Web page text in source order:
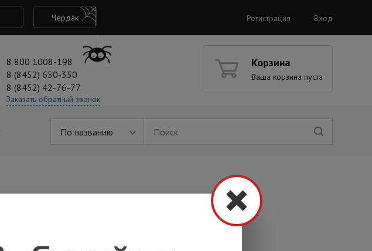
Чердак Регистрация Вход
8 800 1008-198
8 (8452) 650-350
8 (8452) 42-76-77
Заказать обратный звонок
Корзина
Ваша корзина пуста
По названию